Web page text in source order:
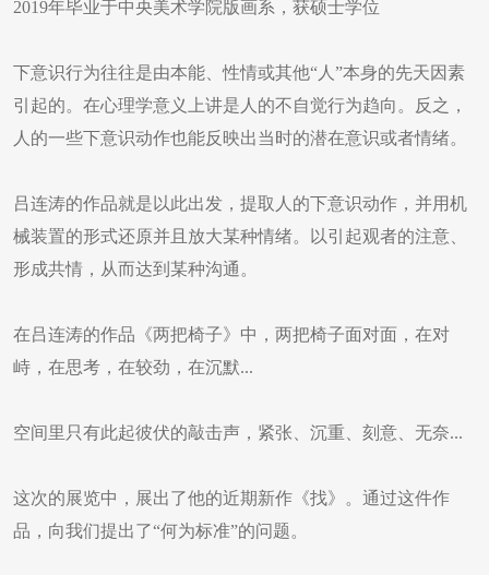
2019年毕业于中央美术学院版画系，获硕士学位
下意识行为往往是由本能、性情或其他“人”本身的先天因素
引起的。在心理学意义上讲是人的不自觉行为趋向。反之，
人的一些下意识动作也能反映出当时的潜在意识或者情绪。
吕连涛的作品就是以此出发，提取人的下意识动作，并用机
械装置的形式还原并且放大某种情绪。以引起观者的注意、
形成共情，从而达到某种沟通。
在吕连涛的作品《两把椅子》中，两把椅子面对面，在对
峙，在思考，在较劲，在沉默...
空间里只有此起彼伏的敲击声，紧张、沉重、刻意、无奈...
这次的展览中，展出了他的近期新作《找》。通过这件作
品，向我们提出了“何为标准”的问题。